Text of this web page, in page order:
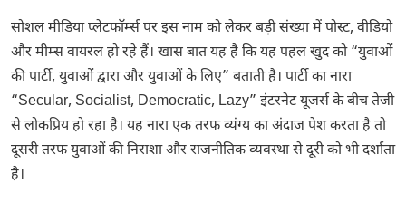
सोशल मीडिया प्लेटफॉर्म्स पर इस नाम को लेकर बड़ी संख्या में पोस्ट, वीडियो
और मीम्स वायरल हो रहे हैं। खास बात यह है कि यह पहल खुद को “युवाओं
की पार्टी, युवाओं द्वारा और युवाओं के लिए” बताती है। पार्टी का नारा
“Secular, Socialist, Democratic, Lazy” इंटरनेट यूजर्स के बीच तेजी
से लोकप्रिय हो रहा है। यह नारा एक तरफ व्यंग्य का अंदाज पेश करता है तो
दूसरी तरफ युवाओं की निराशा और राजनीतिक व्यवस्था से दूरी को भी दर्शाता
है।